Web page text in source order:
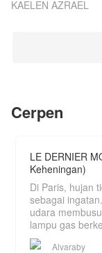
Cerpen
LE DERNIER
Keheningan)
Di Paris, hujan
sebagai
udara
lampu gas
Alvaraby